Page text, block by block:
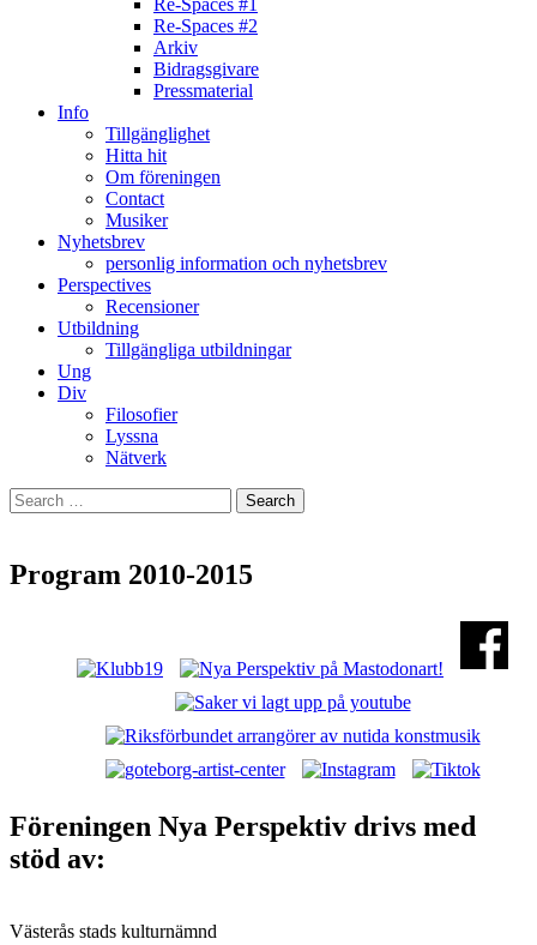
Re-Spaces #1
Re-Spaces #2
Arkiv
Bidragsgivare
Pressmaterial
Info
Tillgänglighet
Hitta hit
Om föreningen
Contact
Musiker
Nyhetsbrev
personlig information och nyhetsbrev
Perspectives
Recensioner
Utbildning
Tillgängliga utbildningar
Ung
Div
Filosofier
Lyssna
Nätverk
Search
for:
Program 2010-2015
Nya Perspektiv: Västerås alternativa
musikscen!
Föreningen Nya Perspektiv drivs med
stöd av:
Västerås stads kulturnämnd